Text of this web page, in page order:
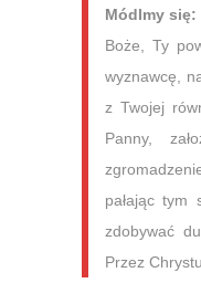
Módlmy się:
Boże, Ty
wyznawcę,
z Twojej
Panny,
pałając tym
zdobywać
Przez